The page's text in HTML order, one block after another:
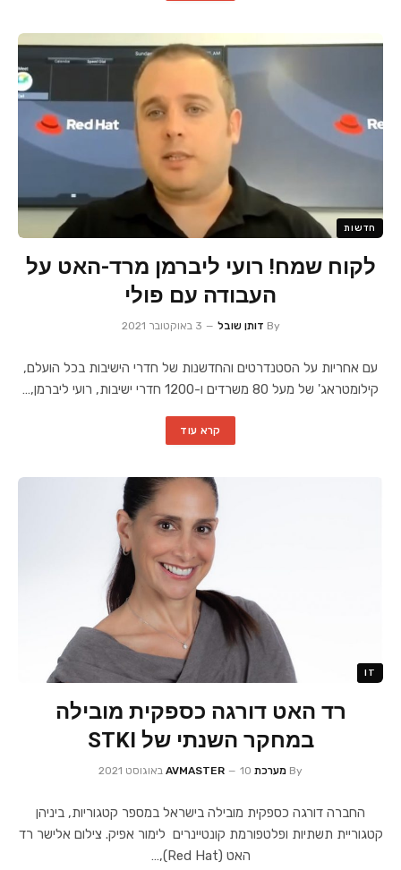
חדשות
לקוח שמח! רועי ליברמן מרד-האט על
העבודה עם פולי
By דותן שובל 3 באוקטובר 2021
עם אחריות על הסטנדרטים והחדשנות של חדרי הישיבות בכל הועלם,
קילומטראג' של מעל 80 משרדים ו-1200 חדרי ישיבות, רועי ליברמן,…
קרא עוד
IT
רד האט דורגה כספקית מובילה
במחקר השנתי של STKI
By מערכת AVMASTER 10 באוגוסט 2021
החברה דורגה כספקית מובילה בישראל במספר קטגוריות, ביניהן
קטגוריית תשתיות ופלטפורמת קונטיינרים לימור אפיק. צילום אלישר רד
האט (Red Hat),…